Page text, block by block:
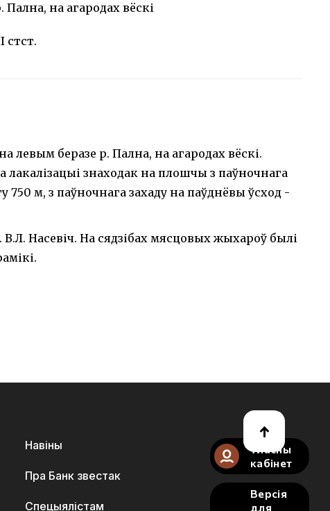
Пална, на агародах вёскі
стст.
левым беразе р. Пална, на агародах вёскі.
знаходак на плошчы з паўночнага
750 м, з паўночнага захаду на паўднёвы ўсход -
В.Л. Насевіч. На сядзібах мясцовых жыхароў былі
Навіны
Пра Банк звестак
Спецыялістам
Уласны
кабінет
Версія
для